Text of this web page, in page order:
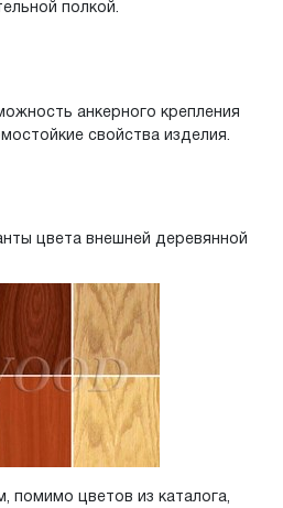
полкой.
анкерного крепления
свойства изделия.
цвета внешней деревянной
помимо цветов из каталога,